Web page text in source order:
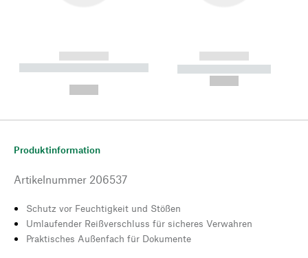
------------
----------- ----------- --------
------------
----------- -----------
Produktinformation
Artikelnummer 206537
Schutz vor Feuchtigkeit und Stößen
Umlaufender Reißverschluss für sicheres Verwahren
Praktisches Außenfach für Dokumente